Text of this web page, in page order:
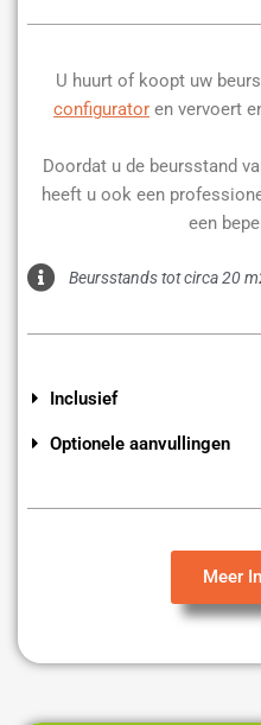
U huurt of koopt uw
configurator en vervoert
Doordat u de beursstand
heeft u ook een
een
Beursstands tot circa 20
Inclusief
Optionele aanvullingen
Meer